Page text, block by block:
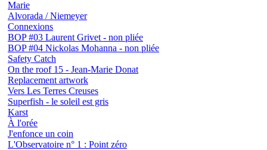
Marie
Alvorada / Niemeyer
Connexions
BOP #03 Laurent Grivet - non pliée
BOP #04 Nickolas Mohanna - non pliée
Safety Catch
On the roof 15 - Jean-Marie Donat
Replacement artwork
Vers Les Terres Creuses
Superfish - le soleil est gris
Karst
À l'orée
J'enfonce un coin
L'Observatoire n° 1 : Point zéro